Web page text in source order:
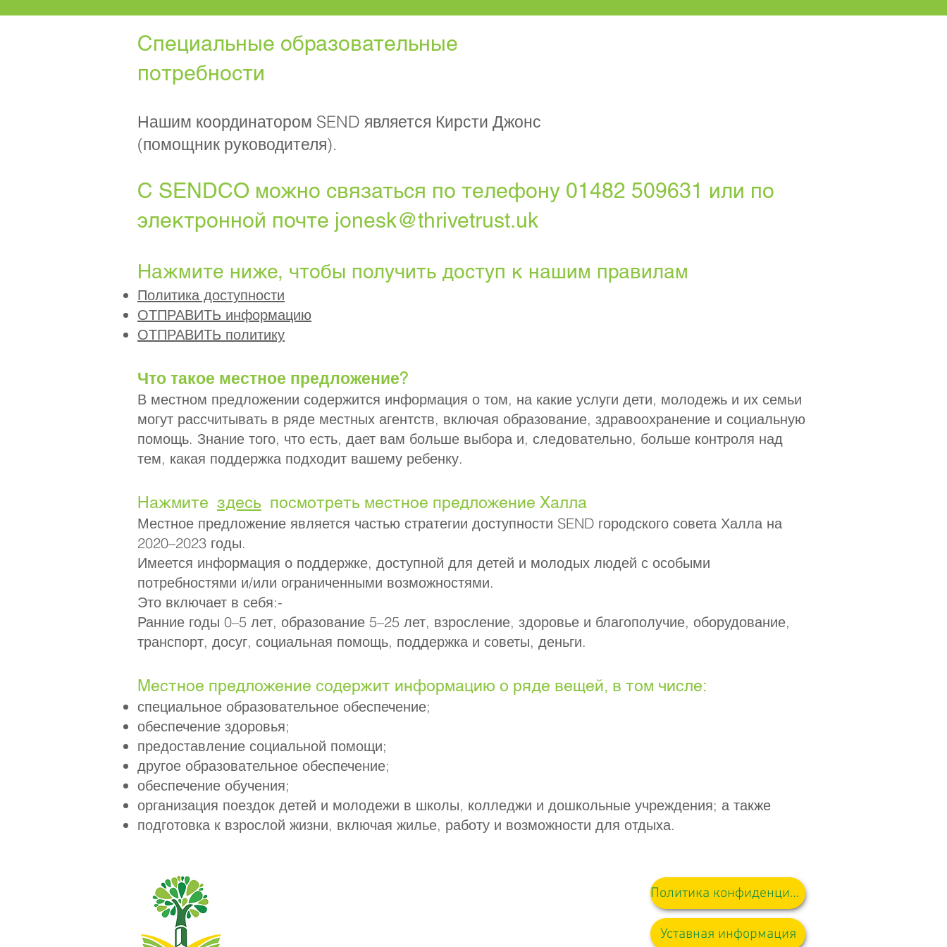
Специальные образовательные
потребности
Нашим координатором SEND является Кирсти Джонс
(помощник руководителя).
С SENDCO можно связаться по телефону 01482 509631 или по
электронной почте jonesk@thrivetrust.uk
Нажмите ниже, чтобы получить доступ к нашим правилам
Политика доступности
ОТПРАВИТЬ информацию
ОТПРАВИТЬ политику
Что такое местное предложение?
В местном предложении содержится информация о том, на какие услуги дети, молодежь и их семьи
могут рассчитывать в ряде местных агентств, включая образование, здравоохранение и социальную
помощь. Знание того, что есть, дает вам больше выбора и, следовательно, больше контроля над
тем, какая поддержка подходит вашему ребенку.
Нажмите здесь посмотреть местное предложение Халла
Местное предложение является частью стратегии доступности SEND городского совета Халла на
2020–2023 годы.
Имеется информация о поддержке, доступной для детей и молодых людей с особыми
потребностями и/или ограниченными возможностями.
Это включает в себя:-
Ранние годы 0–5 лет, образование 5–25 лет, взросление, здоровье и благополучие, оборудование,
транспорт, досуг, социальная помощь, поддержка и советы, деньги.
Местное предложение содержит информацию о ряде вещей, в том числе:
специальное образовательное обеспечение;
обеспечение здоровья;
предоставление социальной помощи;
другое образовательное обеспечение;
обеспечение обучения;
организация поездок детей и молодежи в школы, колледжи и дошкольные учреждения; а также
подготовка к взрослой жизни, включая жилье, работу и возможности для отдыха.
Политика конфиденциальности
Уставная информация